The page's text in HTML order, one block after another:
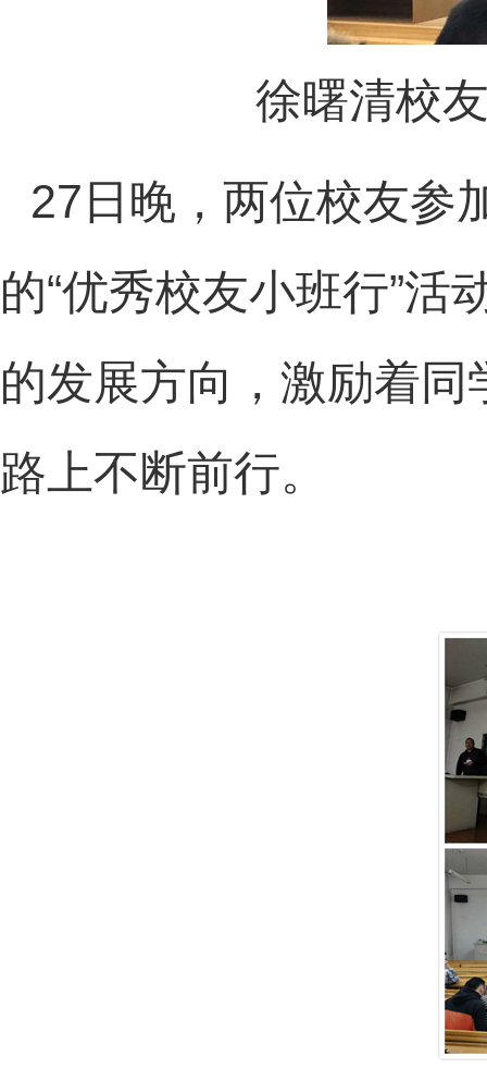
徐曙清校
27 日晚，两位校友参
的“优秀校友小班行”活
的发展方向，激励着
路上不断前行。